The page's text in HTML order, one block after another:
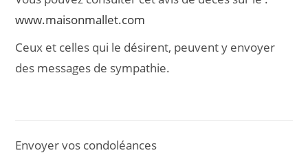
www.maisonmallet.com
Ceux et celles qui le désirent, peuvent y envoyer
des messages de sympathie.
Envoyer vos condoléances